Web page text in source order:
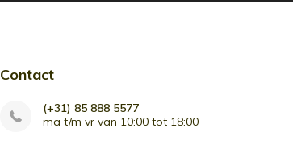
Contact
(+31) 85 888 5577
ma t/m vr van 10:00 tot 18:00